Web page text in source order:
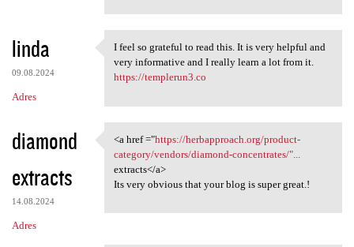
linda
09.08.2024
Adres
I feel so grateful to read
I feel so grateful to read this. It is very helpful and
very informative and I really learn a lot from it.
https://templerun3.co
diamond
extracts
14.08.2024
Adres
<a href ="https:/
<a href ="https://herbapproach.org/product-
category/vendors/diamond-concentrates/"...
extracts</a>
Its very obvious that your blog is super great.!